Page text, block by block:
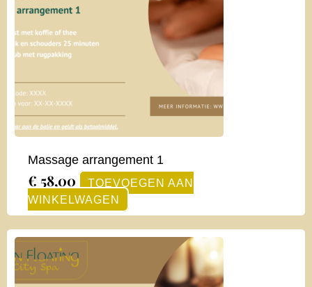
Massage arrangement 1
€ 58,00
TOEVOEGEN AAN
WINKELWAGEN